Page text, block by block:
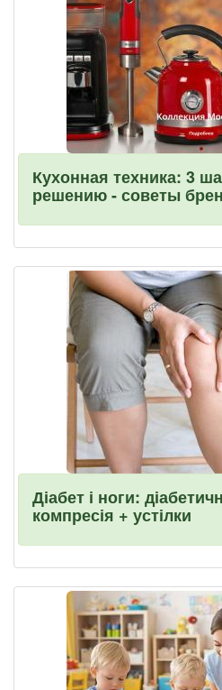
Кухонная техника: 3
решению - советы
Діабет і ноги:
компресія + устілки